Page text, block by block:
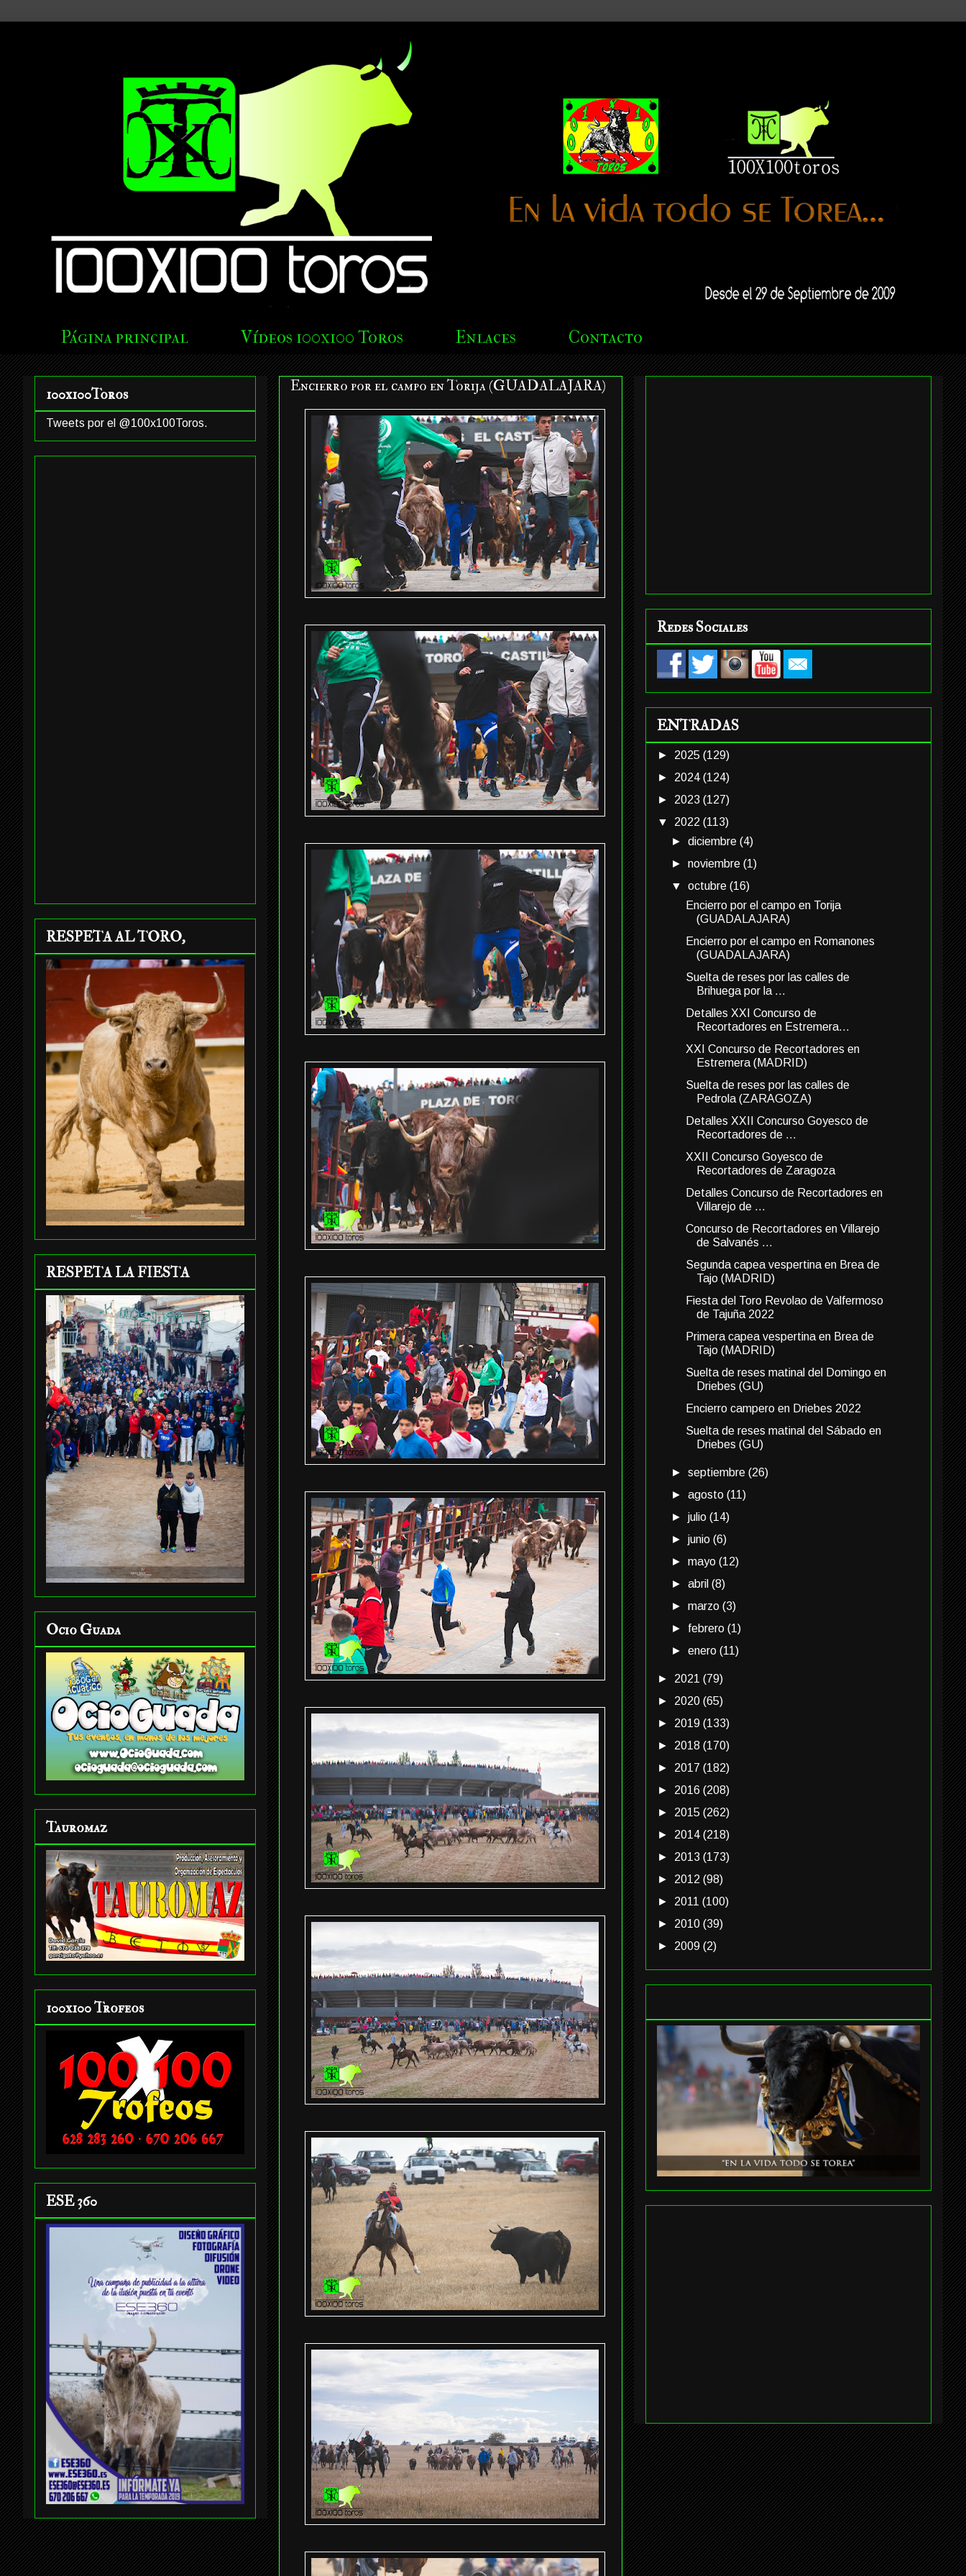
Página principal Vídeos 100x100 Toros Enlaces Contacto
Encierro por el campo en Torija (GUADALAJARA)
100x100Toros
Tweets por el @100x100Toros.
RESPETA AL TORO,
RESPETA LA FIESTA
Ocio Guada
Tauromaz
100x100 Trofeos
ESE 360
Redes Sociales
ENTRADAS
► 2025 (129)
► 2024 (124)
► 2023 (127)
▼ 2022 (113)
►diciembre(4)
►noviembre(1)
▼octubre(16)
Encierro por el campo en Torija
(GUADALAJARA)
Encierro por el campo en Romanones
(GUADALAJARA)
Suelta de reses por las calles de
Brihuega por la ...
Detalles XXI Concurso de
Recortadores en Estremera...
XXI Concurso de Recortadores en
Estremera (MADRID)
Suelta de reses por las calles de
Pedrola (ZARAGOZA)
Detalles XXII Concurso Goyesco de
Recortadores de ...
XXII Concurso Goyesco de
Recortadores de Zaragoza
Detalles Concurso de Recortadores en
Villarejo de ...
Concurso de Recortadores en Villarejo
de Salvanés ...
Segunda capea vespertina en Brea de
Tajo (MADRID)
Fiesta del Toro Revolao de Valfermoso
de Tajuña 2022
Primera capea vespertina en Brea de
Tajo (MADRID)
Suelta de reses matinal del Domingo en
Driebes (GU)
Encierro campero en Driebes 2022
Suelta de reses matinal del Sábado en
Driebes (GU)
►septiembre(26)
►agosto(11)
►julio(14)
►junio(6)
►mayo(12)
►abril(8)
►marzo(3)
► febrero(1)
►enero(11)
► 2021 (79)
► 2020 (65)
► 2019 (133)
► 2018 (170)
► 2017 (182)
► 2016 (208)
► 2015 (262)
► 2014 (218)
► 2013 (173)
► 2012 (98)
► 2011 (100)
► 2010 (39)
► 2009 (2)